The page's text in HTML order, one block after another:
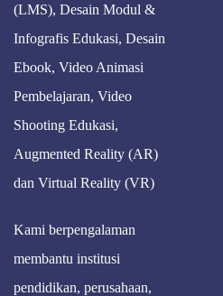
(LMS), Desain Modul &
Infografis Edukasi, Desain
Ebook, Video Animasi
Pembelajaran, Video
Shooting Edukasi,
Augmented Reality (AR)
dan Virtual Reality (VR)
Kami berpengalaman
membantu institusi
pendidikan, perusahaan,